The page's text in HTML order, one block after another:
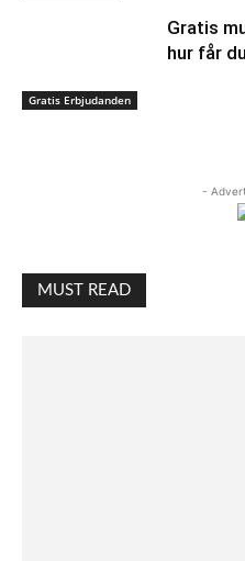
Gratis Erbjudanden
Gratis
hur får
-
MUST READ